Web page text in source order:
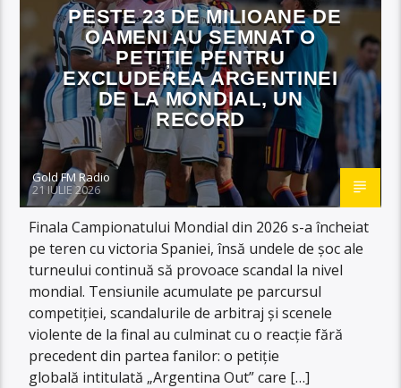
PESTE 23 DE MILIOANE DE
OAMENI AU SEMNAT O
PETIȚIE PENTRU
EXCLUDEREA ARGENTINEI
DE LA MONDIAL, UN
RECORD
Gold FM Radio
21 IULIE 2026
Finala Campionatului Mondial din 2026 s-a încheiat
pe teren cu victoria Spaniei, însă undele de șoc ale
turneului continuă să provoace scandal la nivel
mondial. Tensiunile acumulate pe parcursul
competiției, scandalurile de arbitraj și scenele
violente de la final au culminat cu o reacție fără
precedent din partea fanilor: o petiție
globală intitulată „Argentina Out” care […]